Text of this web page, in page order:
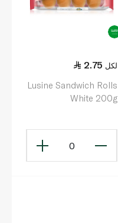
2.75 لكل
Lusine Sandwich Rolls
White 200g
0